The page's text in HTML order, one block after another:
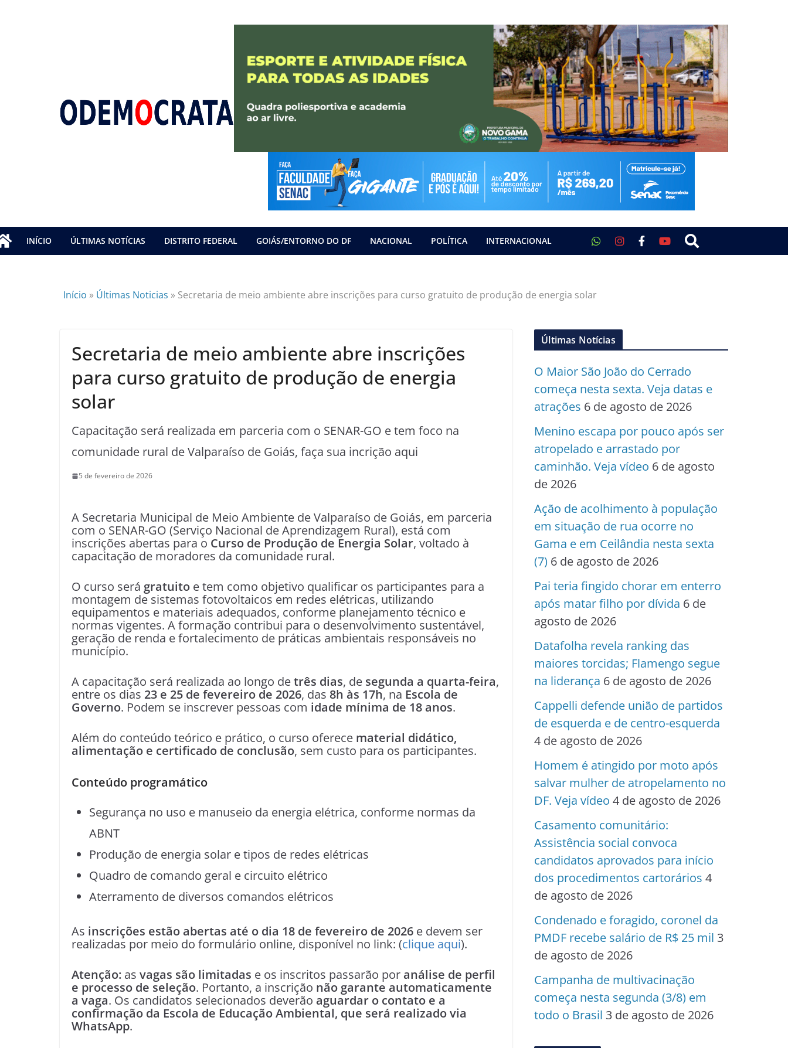
INÍCIO ÚLTIMAS NOTÍCIAS DISTRITO FEDERAL GOIÁS/ENTORNO DO DF NACIONAL POLÍTICA INTERNACIONAL
Início » Últimas Noticias » Secretaria de meio ambiente abre inscrições para curso gratuito de produção de energia solar
Secretaria de meio ambiente abre inscrições
para curso gratuito de produção de energia
solar
Capacitação será realizada em parceria com o SENAR-GO e tem foco na
comunidade rural de Valparaíso de Goiás, faça sua incrição aqui
5 de fevereiro de 2026
A Secretaria Municipal de Meio Ambiente de Valparaíso de Goiás, em parceria
com o SENAR-GO (Serviço Nacional de Aprendizagem Rural), está com
inscrições abertas para o Curso de Produção de Energia Solar, voltado à
capacitação de moradores da comunidade rural.
O curso será gratuito e tem como objetivo qualificar os participantes para a
montagem de sistemas fotovoltaicos em redes elétricas, utilizando
equipamentos e materiais adequados, conforme planejamento técnico e
normas vigentes. A formação contribui para o desenvolvimento sustentável,
geração de renda e fortalecimento de práticas ambientais responsáveis no
município.
A capacitação será realizada ao longo detrês dias, de segunda a quarta-feira,
entre os dias 23 e 25 de fevereiro de 2026, das 8h às 17h, na Escola de
Governo. Podem se inscrever pessoas com idade mínima de 18 anos.
Além do conteúdo teórico e prático, o curso oferece material didático,
alimentação e certificado de conclusão, sem custo para os participantes.
Conteúdo programático
Segurança no uso e manuseio da energia elétrica, conforme normas da
ABNT
Produção de energia solar e tipos de redes elétricas
Quadro de comando geral e circuito elétrico
Aterramento de diversos comandos elétricos
As inscrições estão abertas até o dia 18 de fevereiro de 2026 e devem ser
realizadas por meio do formulário online, disponível no link: (clique aqui).
Atenção: as vagas são limitadas e os inscritos passarão por análise de perfil
e processo de seleção. Portanto, a inscrição não garante automaticamente
a vaga. Os candidatos selecionados deverão aguardar o contato e a
confirmação da Escola de Educação Ambiental, que será realizado via
WhatsApp.
Últimas Notícias
O Maior São João do Cerrado
começa nesta sexta. Veja datas e
atrações 6 de agosto de 2026
Menino escapa por pouco após ser
atropelado e arrastado por
caminhão. Veja vídeo 6 de agosto
de 2026
Ação de acolhimento à população
em situação de rua ocorre no
Gama e em Ceilândia nesta sexta
(7) 6 de agosto de 2026
Pai teria fingido chorar em enterro
após matar filho por dívida 6 de
agosto de 2026
Datafolha revela ranking das
maiores torcidas; Flamengo segue
na liderança 6 de agosto de 2026
Cappelli defende união de partidos
de esquerda e de centro-esquerda
4 de agosto de 2026
Homem é atingido por moto após
salvar mulher de atropelamento no
DF. Veja vídeo 4 de agosto de 2026
Casamento comunitário:
Assistência social convoca
candidatos aprovados para início
dos procedimentos cartorários 4
de agosto de 2026
Condenado e foragido, coronel da
PMDF recebe salário de R$ 25 mil 3
de agosto de 2026
Campanha de multivacinação
começa nesta segunda (3/8) em
todo o Brasil 3 de agosto de 2026